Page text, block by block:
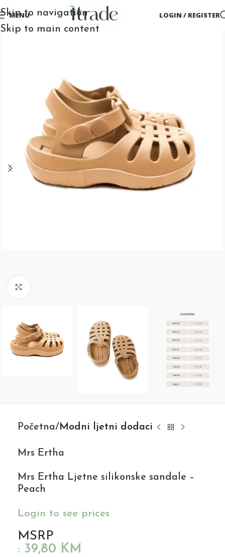
Skip to navigation
Skip to main content
MENU LOGIN / REGISTER
Početna Modni ljetni dodaci
Mrs Ertha
Mrs Ertha Ljetne silikonske sandale –
Peach
Login to see prices
MSRP
: 39,80 KM